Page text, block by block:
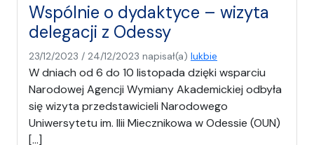
Wspólnie o dydaktyce – wizyta
delegacji z Odessy
23/12/2023 / 24/12/2023 napisał(a) lukbie
W dniach od 6 do 10 listopada dzięki wsparciu
Narodowej Agencji Wymiany Akademickiej odbyła
się wizyta przedstawicieli Narodowego
Uniwersytetu im. Ilii Miecznikowa w Odessie (OUN)
[…]